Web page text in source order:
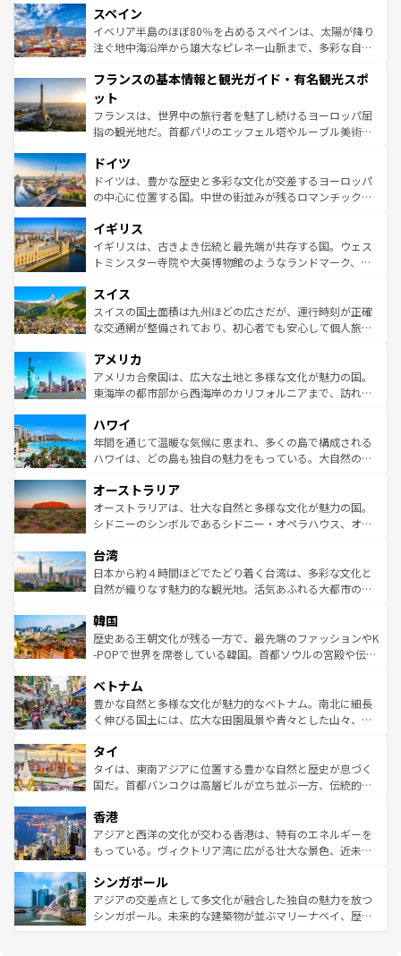
ろん、トスカーナの美しい田園風景やアマルフィ海岸の絶
景など、自然景観も見逃せない。観光の合間には、本場の
ピザやパスタなど、絶品のイタリア料理を堪能することも
ませてくれるイタリアで、忘れられない旅をしてみよう！
なお、新着のイタリア情報は
しい。
スペイン
イベリア半島のほぼ80％を占めるスペインは、太陽が降り
注ぐ地中海沿岸から雄大なピレネー山脈まで、多彩な自然
文化が根付くこの国では、情熱的なフラメンコ、熱気あふ
れる闘牛、そして美味しいタパスが生活の一部となってい
る。首都マドリードの洗練された雰囲気や、バルセロナの
アートに溢れた街角から、地方では古代ローマ遺跡や中世
せる。地方によって風土や気候が異なるスペインはその個
性で訪れる人を魅了する。 なお、新着のスペイン情報は コ
ンテンツ一覧を参照してほしい。
フランスの基本情報と観光ガイド・有名観光スポ
ット
フランスは、世界中の旅行者を魅了し続けるヨーロッパ屈
指の観光地だ。首都パリのエッフェル塔やルーブル美術館
で、幅広い魅力が詰まっている。華麗な宮殿、歴史的な大
聖堂、美しいビーチ、そして豊かな自然が、訪れる者を心
から魅了する。また、フランスは美食の国としても知ら
いる。シャンパンの発祥地であるランス、プロヴァンスの
香り高いラベンダー畑など、多彩な楽しみ方が可能だ。さ
らに、パリ以外の地域にも魅力が溢れており、どの街角に
れる地方に足を運ぶとそれぞれで全く異なる文化を体験で
きるだろう。 なお、新着のフランス情報はコンテンツ一覧
を参照してほしい。
ドイツ
ドイツは、豊かな歴史と多彩な文化が交差するヨーロッパ
の中心に位置する国。中世の街並みが残るロマンチック街
顔を持つこの国は、どこを歩いても飽きることがない。ベ
ルリンの文化的活気、バイエルン州のアルプスの絶景、そ
してライン川沿いのワイン畑といった風景は必見。ビール
は、お酒好きな人にはぜひ体験してほしい。 なお、新着の
ドイツ情報はコンテンツ一覧を参照してほしい。
イギリス
イギリスは、古きよき伝統と最先端が共存する国。ウェス
トミンスター寺院や大英博物館のようなランドマーク、歴
リアごとに異なる魅力がある。また、優雅なアフタヌーン
ティー、ビール好きにはたまらない英国パブ、サッカー観
戦など、本場だからこそできる体験も豊富。イギリスを旅
ンツ一覧を参照してほしい。
スイス
スイスの国土面積は九州ほどの広さだが、運行時刻が正確
な交通網が整備されており、初心者でも安心して個人旅行
の建物がそのまま残る町や、スイスならではのユニークな
博物館もあり、アルプス観光だけでなく町歩きも満喫する
ことができる。国民の所得が高いため物価も高いが、旅行
ば市内交通費無料で観光を楽しむこともできる。 なお、新
着のスイス情報はコンテンツ一覧 を参照してほしい。
アメリカ
アメリカ合衆国は、広大な土地と多様な文化が魅力の国。
東海岸の都市部から西海岸のカリフォルニアまで、訪れる
のような巨大都市は、観光、ショッピング、エンターテイ
ンメントが詰まった刺激的なスポットだ。一方、アメリカ
西部には大自然が広がり、グランドキャニオンやイエロー
部のニューオーリンズでは、音楽と美食が融合した独特の
文化が魅力。旅行者はアメリカの各地域で異なる魅力を楽
しみながら、その多様性と豊かな歴史を感じることができ
ならではの贅沢な旅のスタイルだ。 なお、新着のアメリカ
情報はコンテンツ一覧を参照してほしい。
ハワイ
年間を通じて温暖な気候に恵まれ、多くの島で構成される
ハワイは、どの島も独自の魅力をもっている。大自然の神
ワイ島は見逃せない。また、定番の観光地といえばオアフ
島だが、静かな自然を求めるならマウイ島やカウアイ島が
おすすめ。エメラルドグリーンに輝く海をはじめ、豊かな
れるおもてなしの心で訪れる人々を迎えてくれるハワイの
人々、おいしいローカルフードやハワイアンミュージッ
ク、伝統的なフラダンスなど、すべてがハワイの魅力を彩
ワイを、存分に味わってほしい。 なお、新着のハワイ情報
はコンテンツ一覧を参照してほしい。
オーストラリア
オーストラリアは、壮大な自然と多様な文化が魅力の国。
シドニーのシンボルであるシドニー・オペラハウス、オー
リアリーフや大陸中央部にそびえるウルル（エアーズロッ
ク）、タスマニアの美しい原生林やケアンズの熱帯雨林な
ど、見どころがたくさん。また、カフェやワイン、オージ
いる。アクティビティも充実しており、サーフィンやダイ
ビング、ハイキングなど、アウトドア好きにはたまらな
い。オーストラリアの多彩な魅力を存分に味わいつくそ
参照してほしい。
台湾
日本から約４時間ほどでたどり着く台湾は、多彩な文化と
自然が織りなす魅力的な観光地。活気あふれる大都市の台
ン）、静ひつな山岳地帯である台湾東部など、都市の喧騒
と山間の静けさが共存しており、訪れる人に新しい発見と
驚きをもたらしてくれる。また、奥深い台湾の食文化も魅
容にもいいと評判のスイーツなど、バラエティ豊かな料理
が味わえる。 なお、新着の台湾情報は コンテンツ一覧を参
照してほしい。
韓国
歴史ある王朝文化が残る一方で、最先端のファッションやK
-POPで世界を席巻している韓国。首都ソウルの宮殿や伝統
き、地方に足を延ばせば四季折々の自然美を楽しむことが
できる。そして、キムチや焼肉、絶品のストリートフード
まで、さまざまな韓国料理が待っている。夜には、韓国な
リティに包まれながら、韓国の多彩な魅力を心ゆくまで味
わってみてほしい。 なお、新着の韓国情報はコンテンツ一
覧を参照してほしい。
ベトナム
豊かな自然と多様な文化が魅力的なベトナム。南北に細長
く伸びる国土には、広大な田園風景や青々とした山々、世
急速な発展と共に伝統が息づく。ハノイの古い町並みやホ
ーチミン市のフランス統治時代の建物も、独特の雰囲気を
醸し出している。また、バラエティの豊かさとおいしさで
とつ。フォーやバインミー、ベトナムコーヒーなどは、ぜ
ひ現地で味わいたい。どの地域を訪れてもあたたかい人々
が旅行者を迎えてくれるので、きっと忘れられない旅にな
参照してほしい。
タイ
タイは、東南アジアに位置する豊かな自然と歴史が息づく
国だ。首都バンコクは高層ビルが立ち並ぶ一方、伝統的な
の活気が交差している。北部ではチェンマイなどの山岳地
帯で自然と触れ合い、南部ではプーケットやクラビの美し
いビーチでリゾート気分を楽しむことができる。タイ料理
激する。気候は一年中温暖で、どの季節にも異なる楽しみ
が待っている。親しみやすいタイの人々、仏教を中心とし
た文化、そして多様な観光資源が、訪れる旅人を魅了し続
香港
アジアと西洋の文化が交わる香港は、特有のエネルギーを
もっている。ヴィクトリア湾に広がる壮大な景色、近未来
み、どこを訪れても感動するはず。観光スポットが密集し
ており、効率よく見どころを回れるのも魅力。息をのむよ
うな絶景から文化的な体験まで、香港を存分に楽しみ尽く
シンガポール
アジアの交差点として多文化が融合した独自の魅力を放つ
シンガポール。未来的な建築物が並ぶマリーナベイ、歴史